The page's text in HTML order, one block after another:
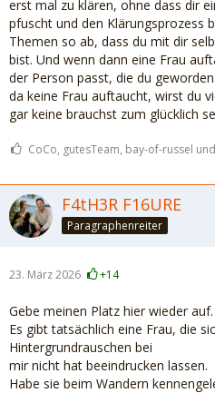
erst mal zu klären, ohne dass dir
pfuscht und den Klärungsprozess
Themen so ab, dass du mit dir
bist. Und wenn dann eine Frau
der Person passt, die du
da keine Frau auftaucht, wirst du
gar keine brauchst zum glücklich
CoCo, gutesTeam, bay-of-russel
F4tH3R F16URE
Paragraphenreiter
23. März 2026 +14
Gebe meinen Platz hier wieder
Es gibt tatsächlich eine Frau, die
Hintergrundrauschen bei
mir nicht hat beeindrucken lassen.
Habe sie beim Wandern